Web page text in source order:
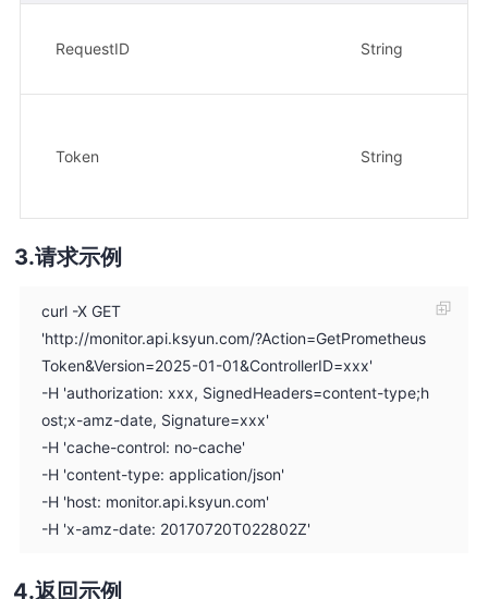
RequestID String
Token String
请求示例
curl -X GET
'http://monitor.api.ksyun.com/?Action=GetPrometheus
Token&Version=2025-01-01&ControllerID=xxx'
-H 'authorization: xxx, SignedHeaders=content-type;h
ost;x-amz-date, Signature=xxx'
-H 'cache-control: no-cache'
-H 'content-type: application/json'
-H 'host: monitor.api.ksyun.com'
-H 'x-amz-date: 20170720T022802Z'
返回示例